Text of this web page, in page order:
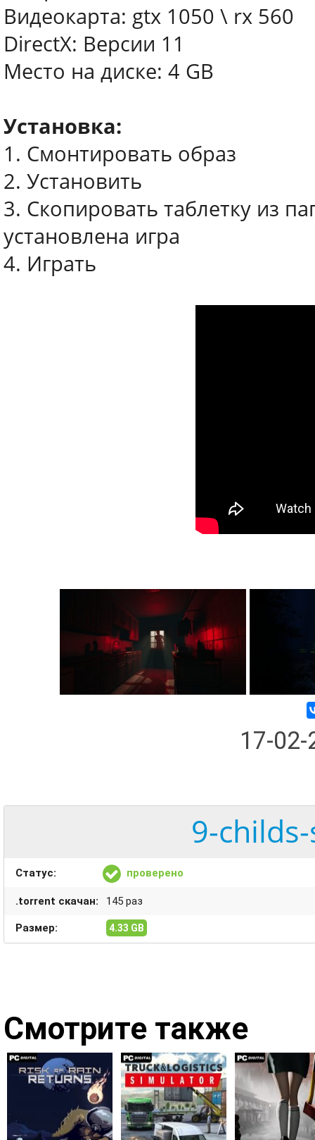
Видеокарта: gtx 1050 \ rx 560
DirectX: Версии 11
Место на диске: 4 GB
Установка:
1. Смонтировать образ
2. Установить
3. Скопировать таблетку из
установлена игра
4. Играть
17-
9-
Статус: проверено
.torrent скачан: 145 раз
Размер: 4.33 GB
Смотрите также